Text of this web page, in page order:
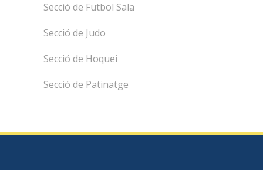
Secció de Futbol Sala
Secció de Judo
Secció de Hoquei
Secció de Patinatge